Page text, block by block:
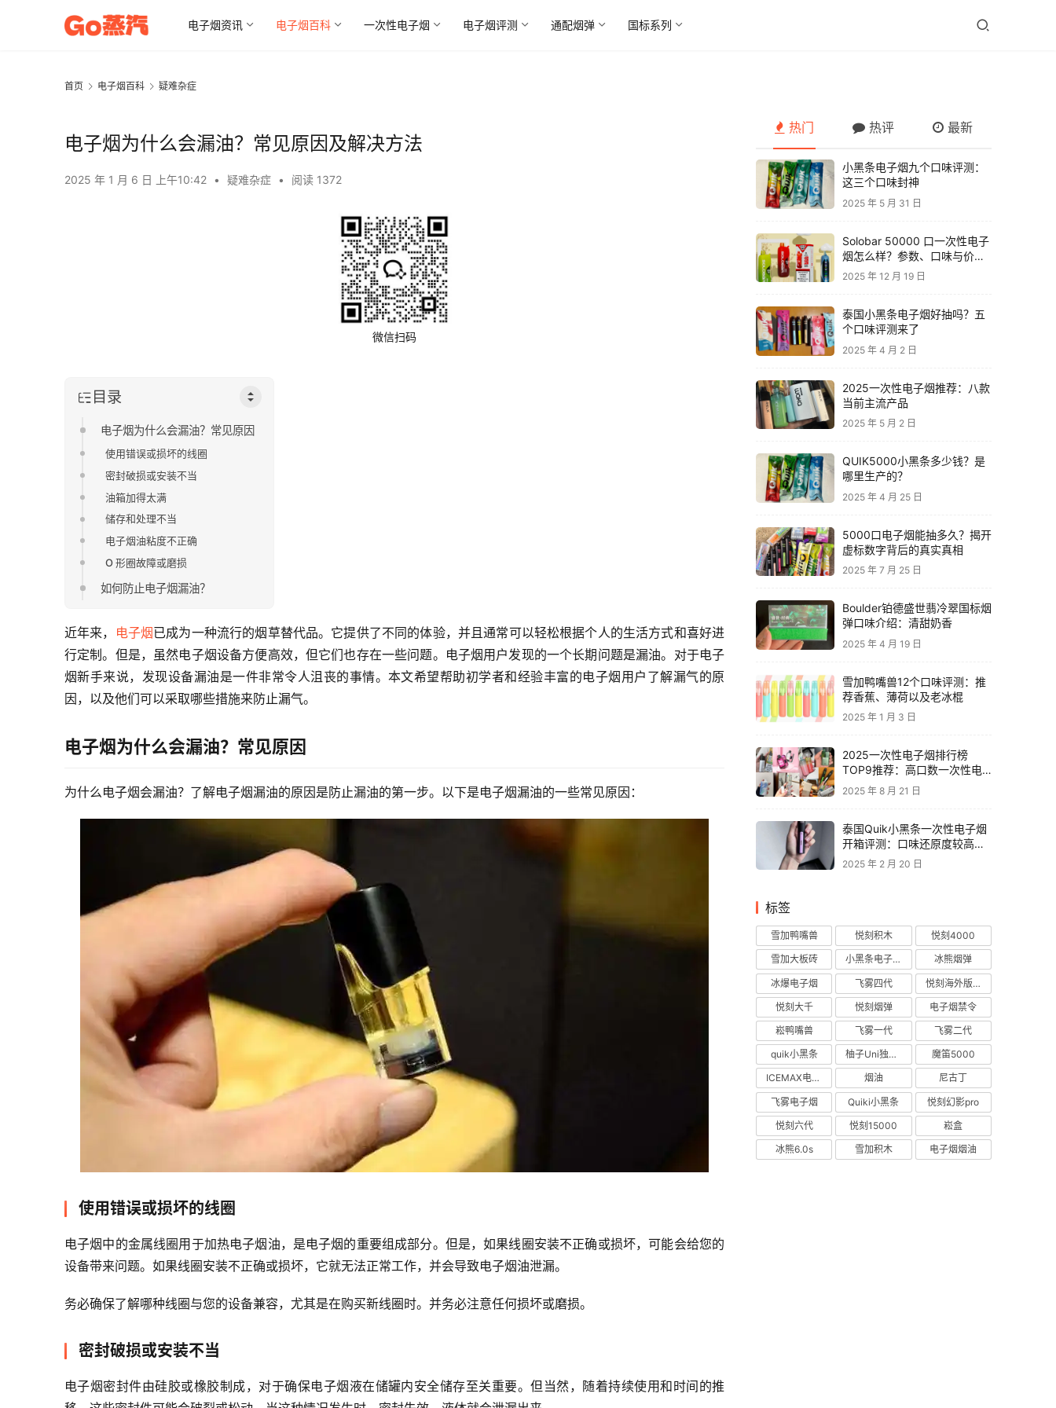
电子烟资讯 电子烟百科 一次性电子烟 电子烟评测 通配烟弹 国标系列
首页 电子烟百科 疑难杂症
电子烟为什么会漏油？常见原因及解决方法
2025 年 1 月 6 日 上午10:42 • 疑难杂症 • 阅读 1372
微信扫码
目录
电子烟为什么会漏油？常见原因
使用错误或损坏的线圈
密封破损或安装不当
油箱加得太满
储存和处理不当
电子烟油粘度不正确
O 形圈故障或磨损
如何防止电子烟漏油？
近年来， 电子烟已成为一种流行的烟草替代品。它提供了不同的体验，并且通常可以轻松根据个人的生活方式和喜好进
行定制。但是，虽然电子烟设备方便高效，但它们也存在一些问题。电子烟用户发现的一个长期问题是漏油。对于电子
烟新手来说，发现设备漏油是一件非常令人沮丧的事情。本文希望帮助初学者和经验丰富的电子烟用户了解漏气的原
因，以及他们可以采取哪些措施来防止漏气。
电子烟为什么会漏油？常见原因
为什么电子烟会漏油？了解电子烟漏油的原因是防止漏油的第一步。以下是电子烟漏油的一些常见原因：
使用错误或损坏的线圈
电子烟中的金属线圈用于加热电子烟油，是电子烟的重要组成部分。但是，如果线圈安装不正确或损坏，可能会给您的
设备带来问题。如果线圈安装不正确或损坏，它就无法正常工作，并会导致电子烟油泄漏。
务必确保了解哪种线圈与您的设备兼容，尤其是在购买新线圈时。并务必注意任何损坏或磨损。
密封破损或安装不当
电子烟密封件由硅胶或橡胶制成，对于确保电子烟液在储罐内安全储存至关重要。但当然，随着持续使用和时间的推
热门 热评 最新
小黑条电子烟九个口味评测：
这三个口味封神
2025 年 5 月 31 日
Solobar 50000 口一次性电子
烟怎么样？参数、口味与价格
解析
2025 年 12 月 19 日
泰国小黑条电子烟好抽吗？五
个口味评测来了
2025 年 4 月 2 日
2025一次性电子烟推荐：八款
当前主流产品
2025 年 5 月 2 日
QUIK5000小黑条多少钱？是
哪里生产的？
2025 年 4 月 25 日
5000口电子烟能抽多久？揭开
虚标数字背后的真实真相
2025 年 7 月 25 日
Boulder铂德盛世翡冷翠国标烟
弹口味介绍：清甜奶香
2025 年 4 月 19 日
雪加鸭嘴兽12个口味评测：推
荐香蕉、薄荷以及老冰棍
2025 年 1 月 3 日
2025一次性电子烟排行榜
TOP9推荐：高口数一次性电
子烟对比，性价比电子烟品牌
2025 年 8 月 21 日
泰国Quik小黑条一次性电子烟
开箱评测：口味还原度较高，
层次丰富
2025 年 2 月 20 日
标签
雪加鸭嘴兽 悦刻积木 悦刻4000
雪加大板砖 小黑条电子烟 冰熊烟弹
冰爆电子烟 飞雾四代 悦刻海外版烟弹
悦刻大千 悦刻烟弹 电子烟禁令
崧鸭嘴兽 飞雾一代 飞雾二代
quik小黑条 柚子Uni独角兽 魔笛5000
ICEMAX电子烟 烟油 尼古丁
飞雾电子烟 Quiki小黑条 悦刻幻影pro
悦刻六代 悦刻15000 崧盒
冰熊6.0s 雪加积木 电子烟烟油